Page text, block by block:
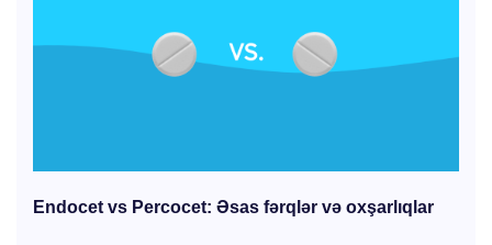
Endocet vs Percocet: Əsas fərqlər və oxşarlıqlar